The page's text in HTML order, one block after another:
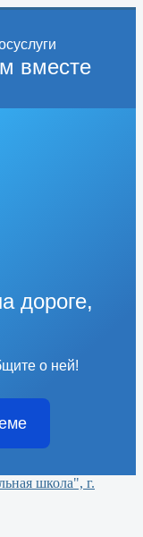
вместе
дороге,
о ней!